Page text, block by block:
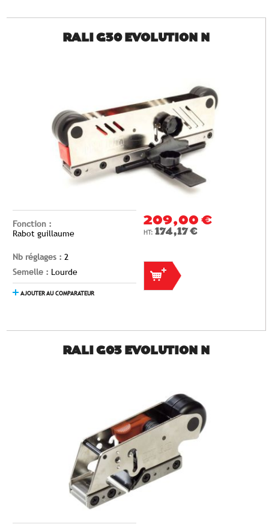
RALI G30 EVOLUTION N
Fonction :
Rabot guillaume
Nb réglages : 2
Semelle : Lourde
AJOUTER AU COMPARATEUR
209,00 €
174,17 €
RALI G03 EVOLUTION N